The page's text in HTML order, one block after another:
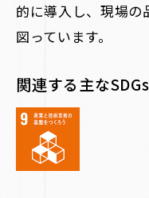
的に導入し、現場の
図っています。
関連する主な